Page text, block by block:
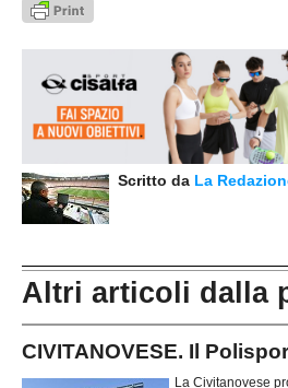
Scritto da La
Altri articoli dalla
CIVITANOVESE. Il
La Civitanovese